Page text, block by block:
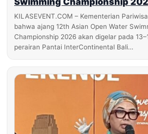
KILASEVENT.COM – Kementerian
bahwa ajang 12th Asian Open Water
Championship 2026 akan digelar pada
perairan Pantai InterContinental Bali…